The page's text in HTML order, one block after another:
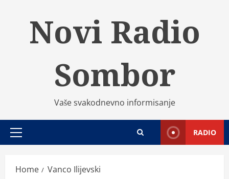
Novi Radio
Sombor
Vaše svakodnevno informisanje
Primary
RADIO
Home Vanco Ilijevski